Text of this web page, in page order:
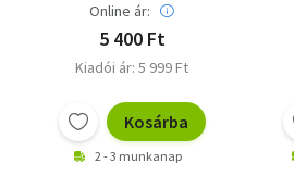
Online ár:
5 400 Ft
Kiadói ár: 5 999 Ft
Kosárba
2 - 3 munkanap